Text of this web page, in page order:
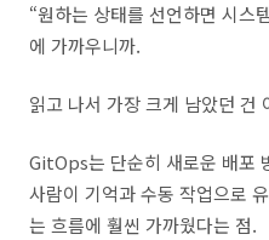
“원하는 상태를 선언하면 시스
에 가까우니까.
읽고 나서 가장 크게 남았던 건
GitOps는 단순히 새로운 배포
사람이 기억과 수동 작업으로
는 흐름에 훨씬 가까웠다는 점.